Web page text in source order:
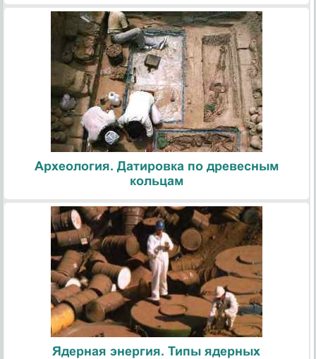
Археология. Датировка по древесным
кольцам
Ядерная энергия. Типы ядерных